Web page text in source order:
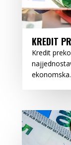
KREDIT
Kredit